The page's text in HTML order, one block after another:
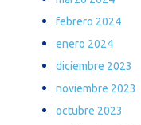
febrero 2024
enero 2024
diciembre 2023
noviembre 2023
octubre 2023